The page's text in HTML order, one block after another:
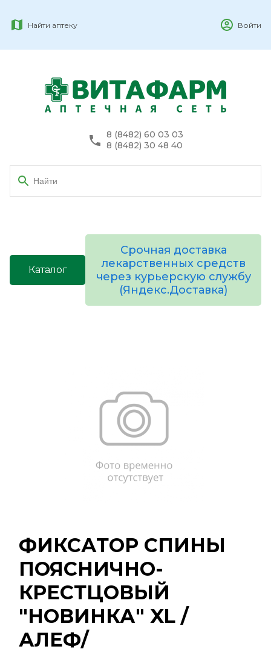
Найти аптеку Войти
8 (8482) 60 03 03
8 (8482) 30 48 40
Каталог
Срочная доставка
лекарственных средств
через курьерскую службу
(Яндекс.Доставка)
ФИКСАТОР СПИНЫ
ПОЯСНИЧНО-
КРЕСТЦОВЫЙ
"НОВИНКА" XL /
АЛЕФ/